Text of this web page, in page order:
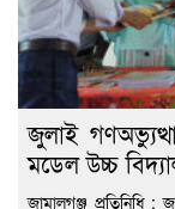
জুলাই
মডেল উচ্চ
জামালগঞ্জ প্রতিনিধি :